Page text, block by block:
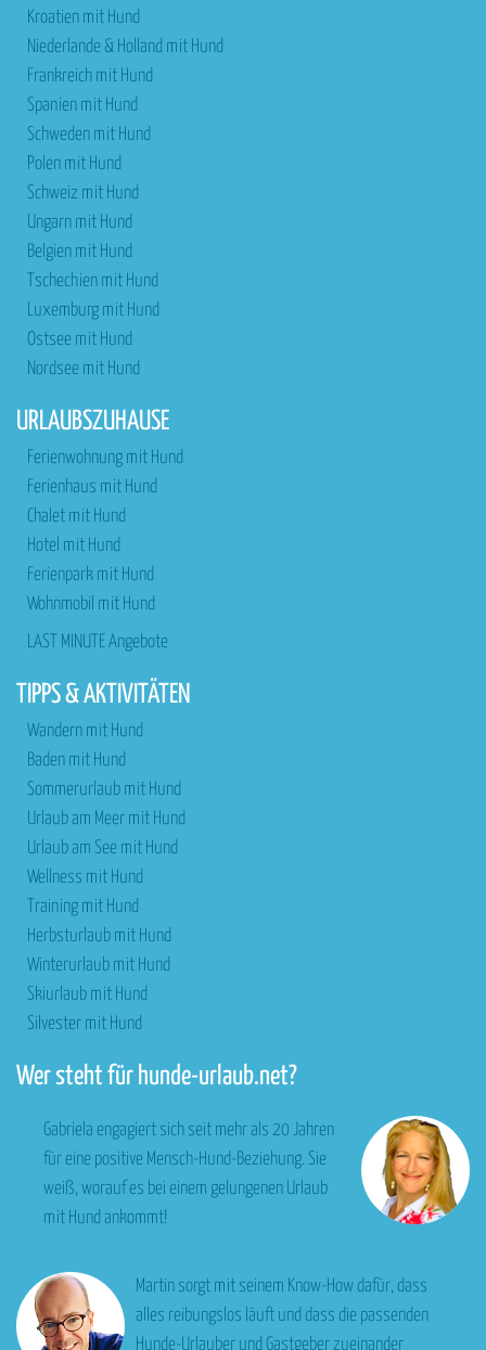
Kroatien mit Hund
Niederlande & Holland mit Hund
Frankreich mit Hund
Spanien mit Hund
Schweden mit Hund
Polen mit Hund
Schweiz mit Hund
Ungarn mit Hund
Belgien mit Hund
Tschechien mit Hund
Luxemburg mit Hund
Ostsee mit Hund
Nordsee mit Hund
URLAUBSZUHAUSE
Ferienwohnung mit Hund
Ferienhaus mit Hund
Chalet mit Hund
Hotel mit Hund
Ferienpark mit Hund
Wohnmobil mit Hund
LAST MINUTE Angebote
TIPPS & AKTIVITÄTEN
Wandern mit Hund
Baden mit Hund
Sommerurlaub mit Hund
Urlaub am Meer mit Hund
Urlaub am See mit Hund
Wellness mit Hund
Training mit Hund
Herbsturlaub mit Hund
Winterurlaub mit Hund
Skiurlaub mit Hund
Silvester mit Hund
Wer steht für hunde-urlaub.net?
Gabriela engagiert sich seit mehr als 20 Jahren
für eine positive Mensch-Hund-Beziehung. Sie
weiß, worauf es bei einem gelungenen Urlaub
mit Hund ankommt!
Martin sorgt mit seinem Know-How dafür, dass
alles reibungslos läuft und dass die passenden
Hunde-Urlauber und Gastgeber zueinander